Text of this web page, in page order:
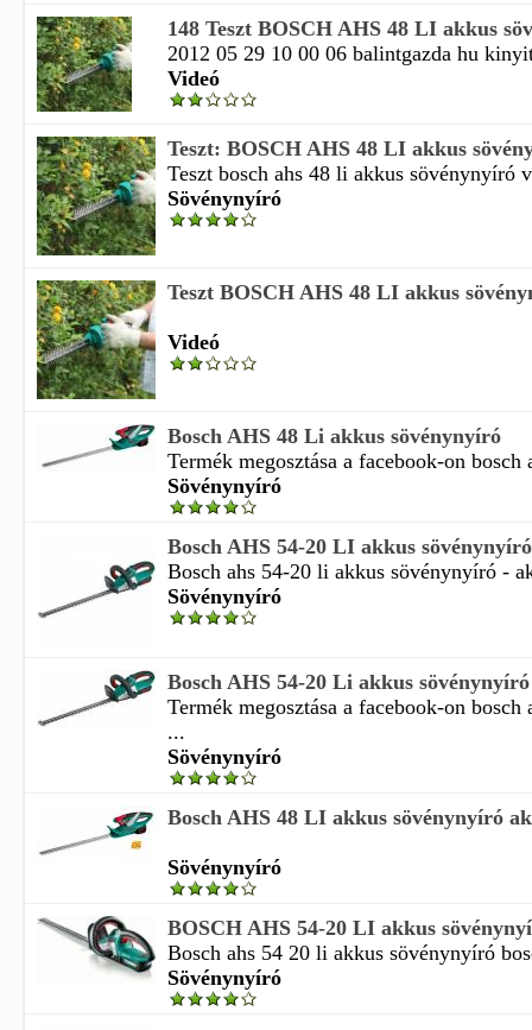
148 Teszt BOSCH AHS 48 LI akkus
2012 05 29 10 00 06 balintgazda hu
Videó
Teszt: BOSCH AHS 48 LI akkus
Teszt bosch ahs 48 li akkus sövénynyíró
Sövénynyíró
Teszt BOSCH AHS 48 LI akkus
Videó
Bosch AHS 48 Li akkus sövénynyíró
Termék megosztása a facebook-on
Sövénynyíró
Bosch AHS 54-20 LI akkus
Bosch ahs 54-20 li akkus sövénynyíró -
Sövénynyíró
Bosch AHS 54-20 Li akkus sövénynyíró
Termék megosztása a facebook-on
...
Sövénynyíró
Bosch AHS 48 LI akkus sövénynyíró
Sövénynyíró
BOSCH AHS 54-20 LI akkus
Bosch ahs 54 20 li akkus sövénynyíró
Sövénynyíró